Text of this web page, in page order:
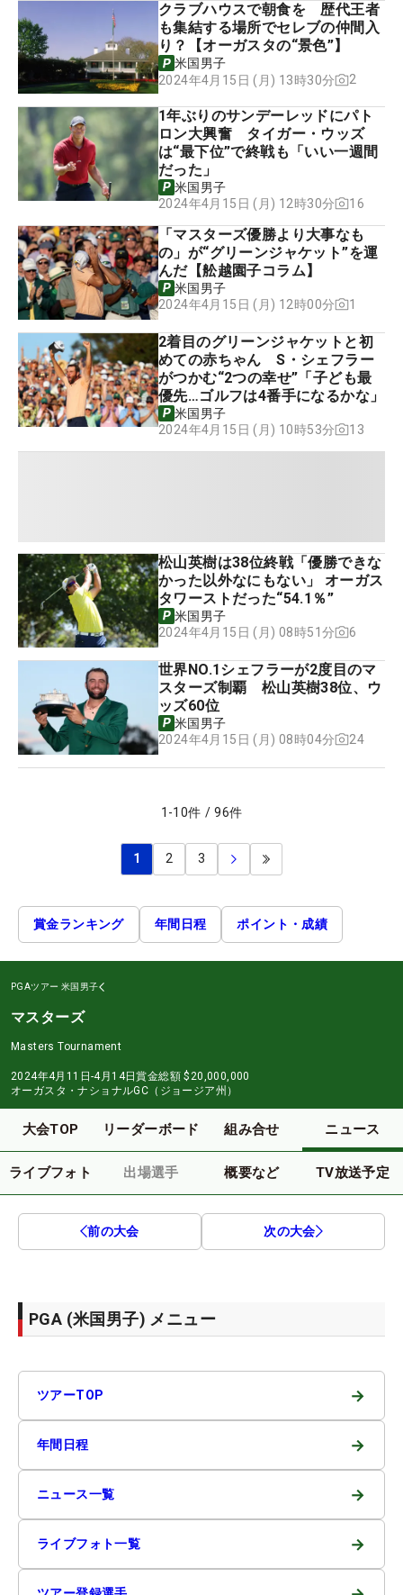
クラブハウスで朝食を 歴代王者
も集結する場所でセレブの仲間入
り？【オーガスタの“景色”】
米国男子
2024年4月15日 (月) 13時30分
2
1年ぶりのサンデーレッドにパト
ロン大興奮 タイガー・ウッズ
は“最下位”で終戦も「いい一週間
だった」
米国男子
2024年4月15日 (月) 12時30分
16
「マスターズ優勝より大事なも
の」が“グリーンジャケット”を運
んだ【舩越園子コラム】
米国男子
2024年4月15日 (月) 12時00分
1
2着目のグリーンジャケットと初
めての赤ちゃん S・シェフラー
がつかむ“2つの幸せ”「子ども最
優先…ゴルフは4番手になるかな」
米国男子
2024年4月15日 (月) 10時53分
13
松山英樹は38位終戦「優勝できな
かった以外なにもない」 オーガス
タワーストだった“54.1％”
米国男子
2024年4月15日 (月) 08時51分
6
世界NO.1シェフラーが2度目のマ
スターズ制覇 松山英樹38位、ウ
ッズ60位
米国男子
2024年4月15日 (月) 08時04分
24
1 -10件 / 96件
1 2 3
賞金ランキング 年間日程 ポイント・成績
PGAツアー 米国男子
マスターズ
Masters Tournament
2024年4月11日-4月14日賞金総額 $20,000,000
オーガスタ・ナショナルGC（ジョージア州）
大会TOP リーダーボード 組み合せ ニュース
ライブフォト 出場選手 概要など TV放送予定
前の大会 次の大会
PGA (米国男子) メニュー
ツアーTOP →
年間日程 →
ニュース一覧 →
ライブフォト一覧 →